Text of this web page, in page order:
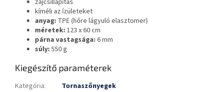
kíméli az ízületeket
anyag: TPE (hőre lágyuló elasztomer)
méretek: 123 x 60 cm
párna vastagsága: 6 mm
súly: 550 g
Kiegészítő paraméterek
Kategória:
Tornaszőnyegek